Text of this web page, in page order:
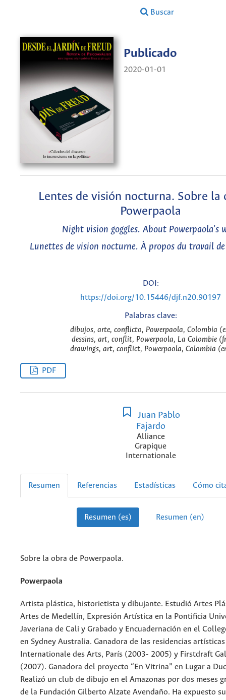
Buscar
Publicado
2020-01-01
Lentes de visión nocturna. Sobre la
Powerpaola
Night vision goggles. About Powerpaola's
Lunettes de vision nocturne. À propos du travail
DOI:
https://doi.org/10.15446/djf.n20.90197
Palabras clave:
dibujos, arte, conflicto, Powerpaola, Colombia
dessins, art, conflit, Powerpaola, La Colombie
drawings, art, conflict, Powerpaola, Colombia
PDF
Juan Pablo
Fajardo
Alliance
Grapique
Internationale
Resumen Referencias Estadísticas Cómo
Resumen (es) Resumen (en)
Sobre la obra de Powerpaola.
Powerpaola
Artista plástica, historietista y dibujante. Estudió Artes
Artes de Medellín, Expresión Artística en la Pontificia
Javeriana de Cali y Grabado y Encuadernación en el
en Sydney Australia. Ganadora de las residencias
Internationale des Arts, París (2003- 2005) y Firstdraft
(2007). Ganadora del proyecto “En Vitrina” en Lugar a
Realizó un club de dibujo en el Amazonas por dos meses
de la Fundación Gilberto Alzate Avendaño. Ha expuesto